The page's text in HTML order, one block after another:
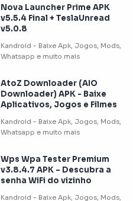
Nova Launcher Prime APK
v5.5.4 Final + TeslaUnread
v5.0.8
AtoZ Downloader (AIO
Downloader) APK - Baixe
Aplicativos, Jogos e Filmes
Wps Wpa Tester Premium
v3.8.4.7 APK – Descubra a
senha WiFi do vizinho